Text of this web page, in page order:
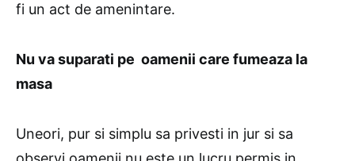
fi un act de amenintare.
Nu va suparati pe oamenii care fumeaza la
masa
Uneori, pur si simplu sa privesti in jur si sa